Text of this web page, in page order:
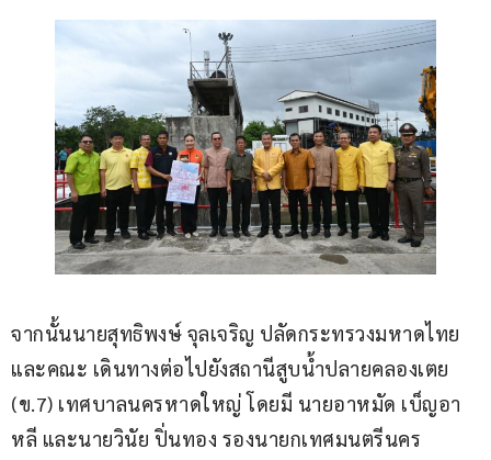
จากนั้นนายสุทธิพงษ์ จุลเจริญ ปลัดกระทรวงมหาดไทย
และคณะ เดินทางต่อไปยังสถานีสูบน้ำปลายคลองเตย
(ข.7) เทศบาลนครหาดใหญ่ โดยมี นายอาหมัด เบ็ญอา
หลี และนายวินัย ปิ่นทอง รองนายกเทศมนตรีนคร